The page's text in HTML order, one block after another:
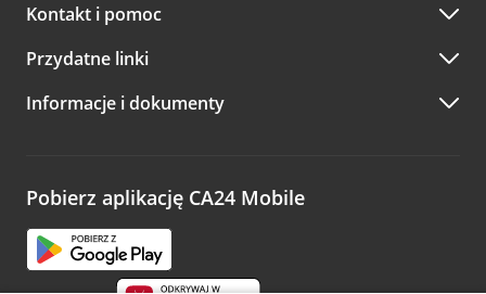
Kontakt i pomoc
Przydatne linki
Informacje i dokumenty
Pobierz aplikację CA24 Mobile